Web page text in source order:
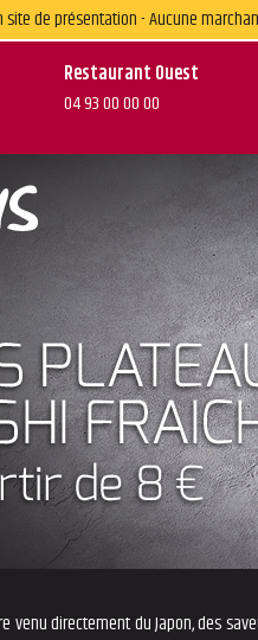
site de présentation - Aucune
Restaurant Ouest
04 93 00 00 00
venu directement du Japon, des